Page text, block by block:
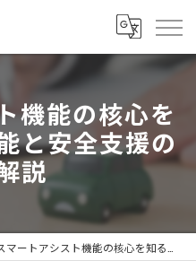
機能の核心を
と安全支援の
説
マートアシスト機能の核心を知る進化した性能と安全支援の実力解説